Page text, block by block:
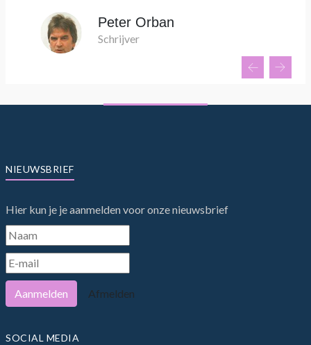
Peter Orban
Schrijver
NIEUWSBRIEF
Hier kun je je aanmelden voor onze nieuwsbrief
Aanmelden Afmelden
SOCIAL MEDIA